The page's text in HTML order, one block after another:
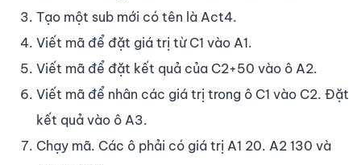
Tạo một sub mới có tên là Act4.
Viết mã để đặt giá trị từ C1 vào A1.
Viết mã để đặt kết quả của C2+50 vào ô A2.
Viết mã để nhân các giá trị trong ô C1 vào C2. Đặt
kết quả vào ô A3.
Chạy mã. Các ô phải có giá trị A1 20. A2 130 và